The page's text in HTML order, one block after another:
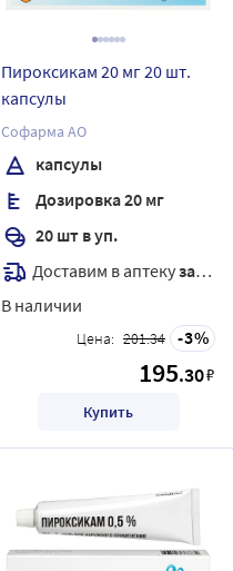
Пироксикам 20 мг 20 шт.
капсулы
Софарма АО
капсулы
Дозировка 20 мг
20 шт в уп.
Доставим в аптекузавтра
В наличии
Цена: 201.34 3
195.30₽
Купить